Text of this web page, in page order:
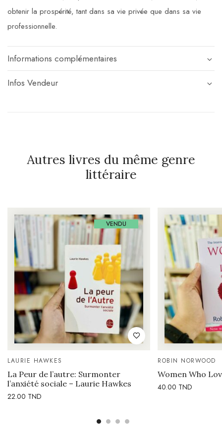
obtenir la prospérité, tant dans sa vie privée que dans sa vie
professionnelle.
Informations complémentaires
Infos Vendeur
Autres livres du même genre
littéraire
VENDU
LAURIE HAWKES
La Peur de l’autre: Surmonter
l’anxiété sociale – Laurie Hawkes
22.00 TND
ROBIN NORWOOD
Women Who
40.00 TND